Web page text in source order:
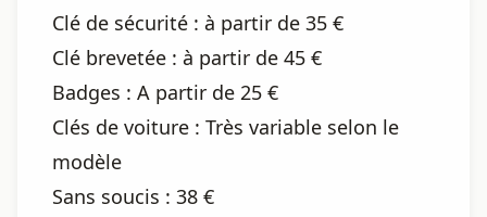
Clé de sécurité : à partir de 35 €
Clé brevetée : à partir de 45 €
Badges : A partir de 25 €
Clés de voiture : Très variable selon le
modèle
Sans soucis : 38 €